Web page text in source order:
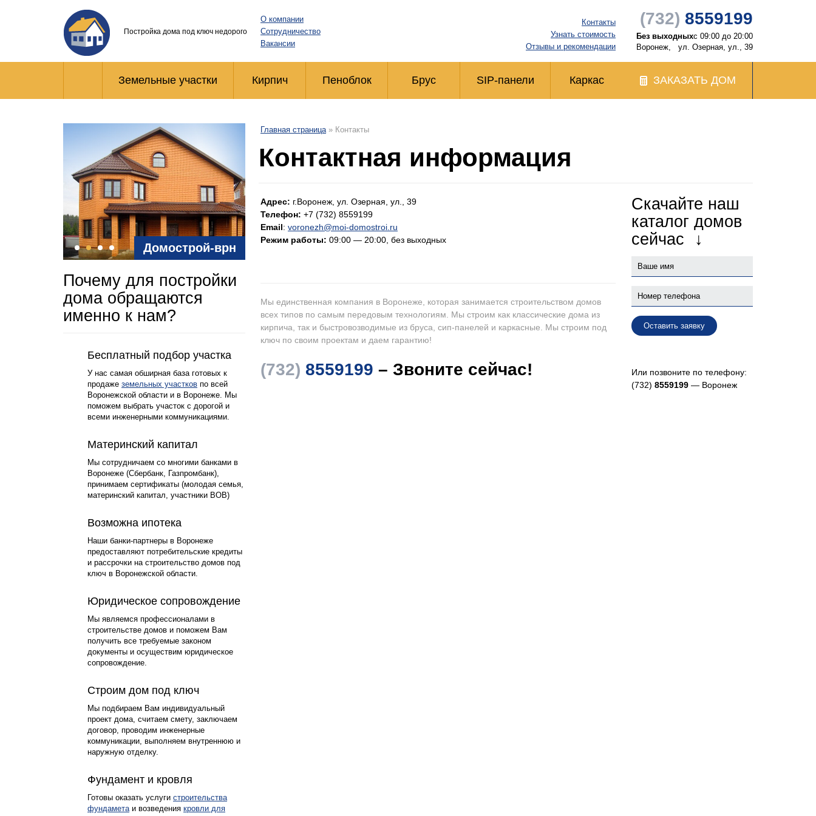
Постройка дома под ключ недорого
О компании
Сотрудничество
Вакансии
Контакты
Узнать стоимость
Отзывы и рекомендации
(732) 8559199
Без выходныхс 09:00 до 20:00
Воронеж,
ул. Озерная, ул., 39
Земельные участки Кирпич Пеноблок Брус SIP-панели Каркас ЗАКАЗАТЬ ДОМ
Домострой-врн
Почему для постройки
дома обращаются
именно к нам?
Бесплатный подбор участка
У нас самая обширная база готовых к
продаже земельных участков по всей
Воронежской области и в Воронеже. Мы
поможем выбрать участок с дорогой и
всеми инженерными коммуникациями.
Материнский капитал
Мы сотрудничаем со многими банками в
Воронеже (Сбербанк, Газпромбанк),
принимаем сертификаты (молодая семья,
материнский капитал, участники ВОВ)
Возможна ипотека
Наши банки-партнеры в Воронеже
предоставляют потребительские кредиты
и рассрочки на строительство домов под
ключ в Воронежской области.
Юридическое сопровождение
Мы являемся профессионалами в
строительстве домов и поможем Вам
получить все требуемые законом
документы и осуществим юридическое
сопровождение.
Строим дом под ключ
Мы подбираем Вам индивидуальный
проект дома, считаем смету, заключаем
договор, проводим инженерные
коммуникации, выполняем внутреннюю и
наружную отделку.
Фундамент и кровля
Готовы оказать услуги строительства
фундаметаи возведения кровли для
Главная страница» Контакты
Контактная информация
Адрес: г.Воронеж, ул. Озерная, ул., 39
Телефон: +7 (732) 8559199
Email: voronezh@moi-domostroi.ru
Режим работы: 09:00 — 20:00, без выходных
Мы единственная компания в Воронеже, которая занимается строительством домов
всех типов по самым передовым технологиям. Мы строим как классические дома из
кирпича, так и быстровозводимые из бруса, сип-панелей и каркасные. Мы строим под
ключ по своим проектам и даем гарантию!
(732) 8559199 – Звоните сейчас!
Скачайте наш
каталог домов
сейчас
↓
Оставить заявку
Или позвоните по телефону:
(732) 8559199 — Воронеж